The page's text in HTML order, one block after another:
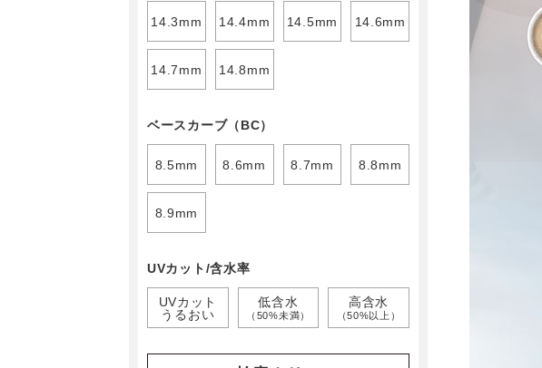
14.3mm 14.4mm 14.5mm 14.6mm
14.7mm 14.8mm
ベースカーブ（BC）
8.5mm 8.6mm 8.7mm 8.8mm
8.9mm
UVカット/含水率
UVカット
うるおい
低含水
（50%未満）
高含水
（50%以上）